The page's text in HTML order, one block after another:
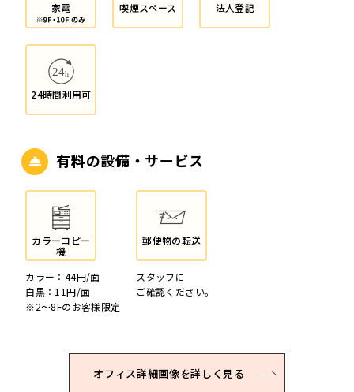
家電 喫煙スペース 法人登記
24時間利用可
有料の設備・サービス
カラーコピー
機
カラー：44円/面
白黒：11円/面
※2～8Fのお客様限定
郵便物の転送
スタッフに
ご確認ください。
オフィス詳細画像を詳しく見る